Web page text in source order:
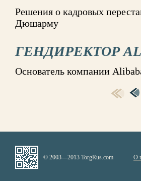
Решения о кадровых
Дюшарму
ГЕНДИРЕКТОР
Основатель компании
© 2003—2013 TorgRus.com О